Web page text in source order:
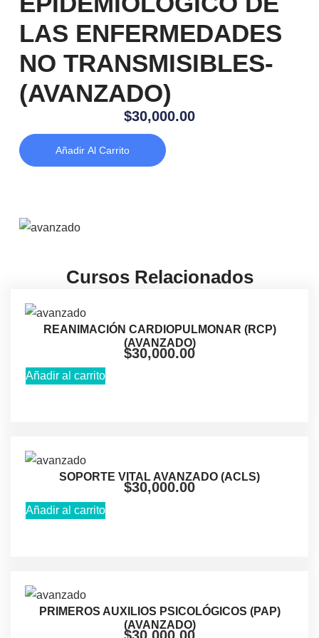
LAS ENFERMEDADES
NO TRANSMISIBLES-
(AVANZADO)
$30,000.00
Añadir Al Carrito
Cursos Relacionados
REANIMACIÓN CARDIOPULMONAR (RCP)
(AVANZADO)
$30,000.00
Añadir al carrito
SOPORTE VITAL AVANZADO (ACLS)
$30,000.00
Añadir al carrito
PRIMEROS AUXILIOS PSICOLÓGICOS (PAP)
(AVANZADO)
$30,000.00